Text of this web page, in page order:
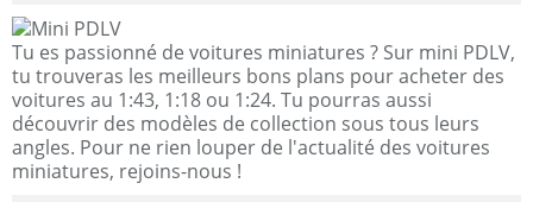
Tu es passionné de voitures miniatures ? Sur mini PDLV,
tu trouveras les meilleurs bons plans pour acheter des
voitures au 1:43, 1:18 ou 1:24. Tu pourras aussi
découvrir des modèles de collection sous tous leurs
angles. Pour ne rien louper de l'actualité des voitures
miniatures, rejoins-nous !